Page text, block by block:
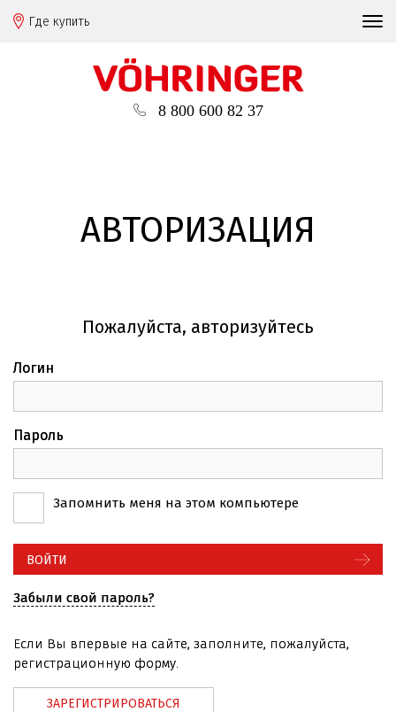
Где купить
8 800 600 82 37
АВТОРИЗАЦИЯ
Пожалуйста, авторизуйтесь
Логин
Пароль
Запомнить меня на этом компьютере
Забыли свой пароль?
Если Вы впервые на сайте, заполните, пожалуйста,
регистрационную форму.
ЗАРЕГИСТРИРОВАТЬСЯ